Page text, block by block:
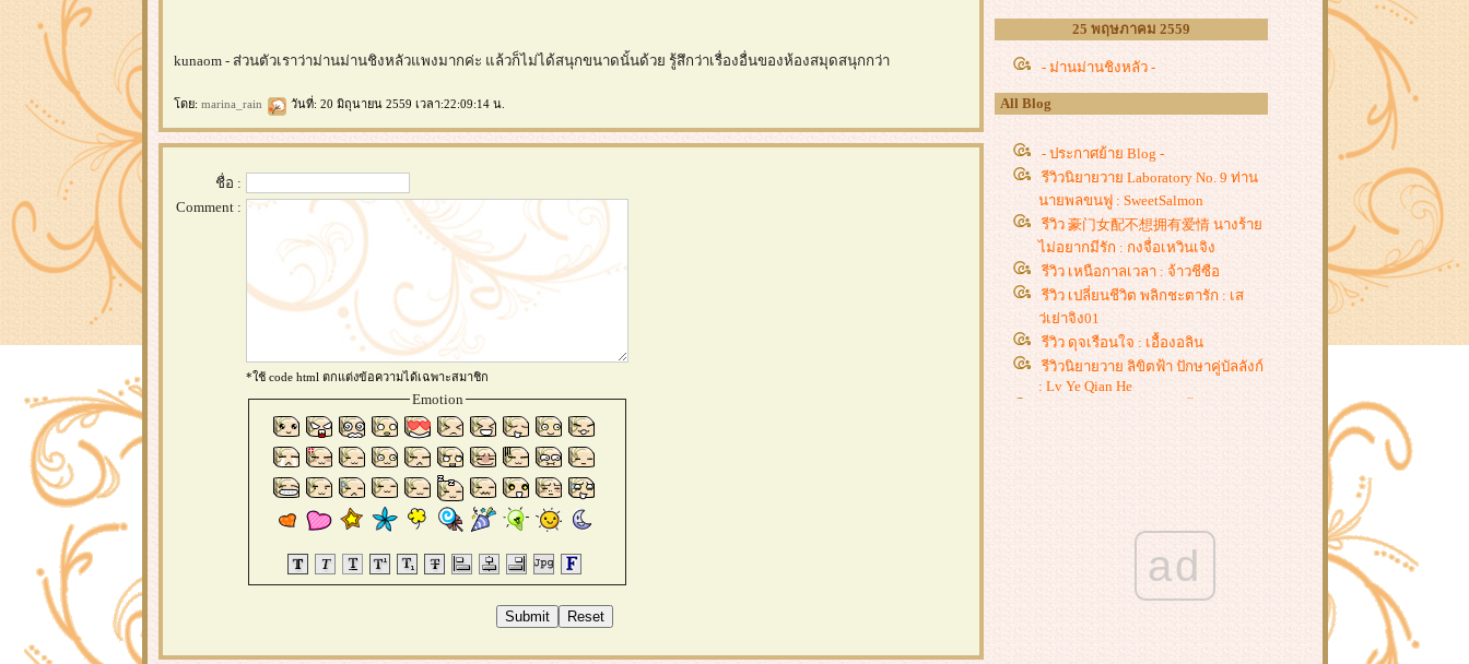
kunaom - ส่วนตัวเราว่าม่านม่านชิงหลัวแพงมากค่ะ แล้วก็ไม่ได้สนุกขนาดนั้นด้วย รู้สึกว่าเรื่องอื่นของห้องสมุดสนุกกว่า
ดย: marina_rain วันที่: 20 มิถุนายน 2559 เวลา:22:09:14 น.
ชื่อ :
Comment :
*ใช้ code html ตกแต่งข้อความได้เฉพาะสมาชิก
Emotion
25 พฤษภาคม 2559
- ม่านม่านชิงหลัว -
All Blog
- ประกาศย้าย Blog -
รีวิวนิยายวาย Laboratory No. 9 ท่าน
นายพลขนฟู : SweetSalmon
รีวิว 豪门女配不想拥有爱情 นางร้า
ไม่อยากมีรัก : กงจื่อเหวินเจิง
รีวิว เหนือกาลเวลา : จ้าวชีซือ
รีวิว เปลี่ยนชีวิต พลิกชะตารัก : เส
ว่เย่าจิง01
รีวิว ดุจเรือนใจ : เอื้องอลิน
รีวิวนิยายวาย ลิขิตฟ้า ปักษาคู่บัลลังก์
: Lv Ye Qian He
รีวิว ชายาแม่ทัพหยามไม่ได้ : ฉางโก
รีวิว ยอดหญิงเซียนเครื่องหอม : อวี่
ad